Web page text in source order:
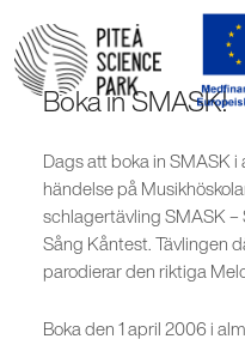
Boka in SMASK!
Dags att boka in SMASK
händelse på
schlagertävling SMASK –
Sång Kåntest. Tävlingen
parodierar den riktiga
Boka den 1 april 2006 i